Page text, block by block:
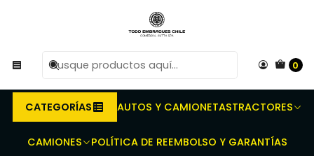
0
CATEGORÍAS AUTOS Y CAMIONETASTRACTORES
CAMIONES POLÍTICA DE REEMBOLSO Y GARANTÍAS
Compra antes de las 10 AM de Lunes a Viernes y
entregaremos al transporte en un máximo de 24 hrs hábiles.
Inicio
embrague - Discos toma Fuerza
New Holland
135